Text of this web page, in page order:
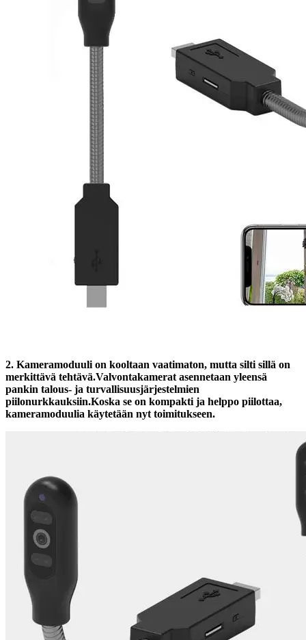
2. Kameramoduuli on kooltaan vaatimaton, mutta silti sillä on
merkittävä tehtävä.Valvontakamerat asennetaan yleensä
pankin talous- ja turvallisuusjärjestelmien
piilonurkkauksiin.Koska se on kompakti ja helppo piilottaa,
kameramoduulia käytetään nyt toimitukseen.